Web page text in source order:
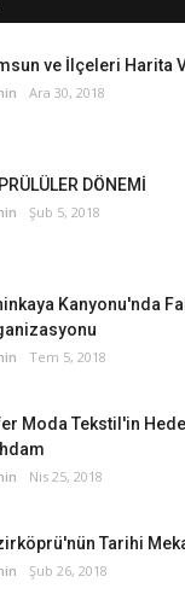
ve İlçeleri Harita
Ara 30, 2018
DÖNEMİ
Şub 5, 2018
Kanyonu'nda
Tem 5, 2018
Moda Tekstil'in
Nis 25, 2018
Tarihi
Şub 26, 2018